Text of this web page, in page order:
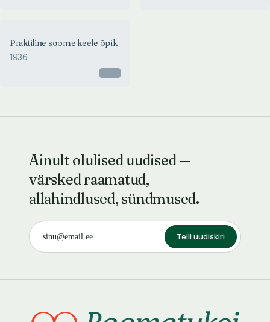
Praktiline soome keele õpik
1936
Ainult olulised uudised —
värsked raamatud,
allahindlused, sündmused.
Telli uudiskiri